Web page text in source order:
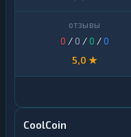
0 / 0 /0 /0
5,0 ★
CoolCoin